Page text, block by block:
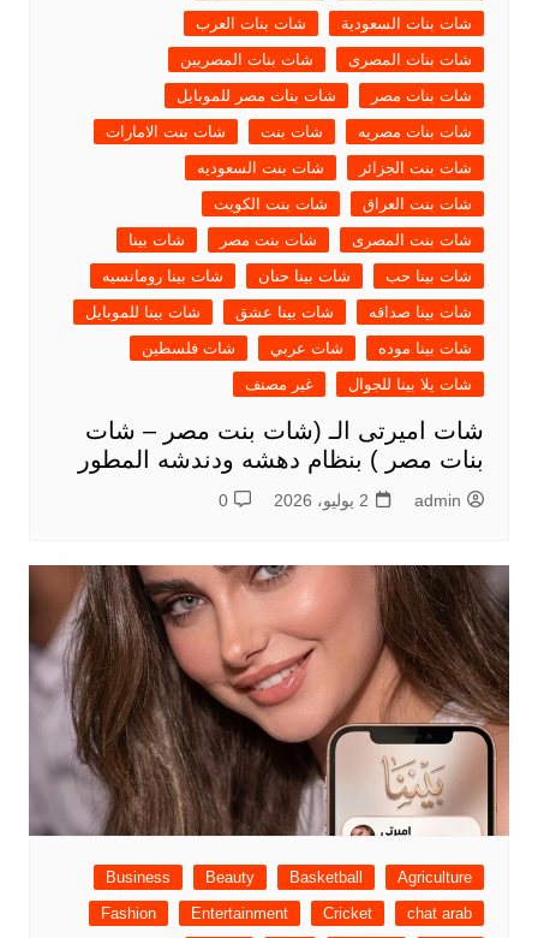
شات بنات السعودية
شات بنات العرب
شات بنات المصرى
شات بنات المصريين
شات بنات مصر
شات بنات مصر للموبايل
شات بنات مصريه
شات بنت
شات بنت الامارات
شات بنت الجزائر
شات بنت السعوديه
شات بنت العراق
شات بنت الكويت
شات بنت المصرى
شات بنت مصر
شات بينا
شات بينا حب
شات بينا حنان
شات بينا رومانسيه
شات بينا صداقه
شات بينا عشق
شات بينا للموبايل
شات بينا موده
شات عربي
شات فلسطين
شات يلا بينا للجوال
غير مصنف
شات اميرتى الـ (شات بنت مصر – شات
بنات مصر ) بنظام دهشه ودندشه المطور
admin 2 يوليو، 2026 0
Agriculture
Basketball
Beauty
Business
chat arab
Cricket
Entertainment
Fashion